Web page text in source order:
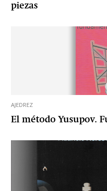
piezas
AJEDREZ
El método Yusupov.